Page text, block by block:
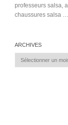
professeurs salsa,
chaussures salsa ….
ARCHIVES
Archives